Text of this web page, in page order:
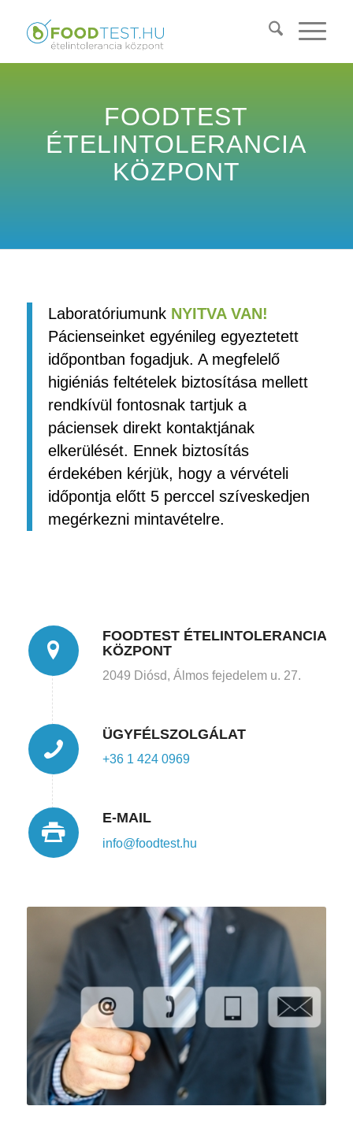
FOODTEST
ÉTELINTOLERANCIA
KÖZPONT
Laboratóriumunk NYITVA VAN!
Pácienseinket egyénileg egyeztetett
időpontban fogadjuk. A megfelelő
higiéniás feltételek biztosítása mellett
rendkívül fontosnak tartjuk a
páciensek direkt kontaktjának
elkerülését. Ennek biztosítás
érdekében kérjük, hogy a vérvételi
időpontja előtt 5 perccel szíveskedjen
megérkezni mintavételre.
FOODTEST ÉTELINTOLERANCIA
KÖZPONT
2049 Diósd, Álmos fejedelem u. 27.
ÜGYFÉLSZOLGÁLAT
+36 1 424 0969
E-MAIL
info@foodtest.hu